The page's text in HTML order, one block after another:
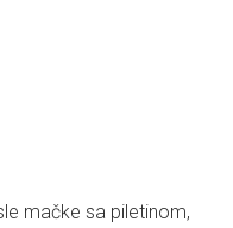
mačke sa piletinom,